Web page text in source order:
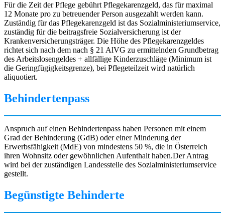
Für die Zeit der Pflege gebührt Pflegekarenzgeld, das für maximal
12 Monate pro zu betreuender Person ausgezahlt werden kann.
Zuständig für das Pflegekarenzgeld ist das Sozialministeriumservice,
zuständig für die beitragsfreie Sozialversicherung ist der
Krankenversicherungsträger. Die Höhe des Pflegekarenzgeldes
richtet sich nach dem nach § 21 AlVG zu ermittelnden Grundbetrag
des Arbeitslosengeldes + allfällige Kinderzuschläge (Minimum ist
die Geringfügigkeitsgrenze), bei Pflegeteilzeit wird natürlich
aliquotiert.
Behindertenpass
Anspruch auf einen Behindertenpass haben Personen mit einem
Grad der Behinderung (GdB) oder einer Minderung der
Erwerbsfähigkeit (MdE) von mindestens 50 %, die in Österreich
ihren Wohnsitz oder gewöhnlichen Aufenthalt haben.Der Antrag
wird bei der zuständigen Landesstelle des Sozialministeriumservice
gestellt.
Begünstigte Behinderte